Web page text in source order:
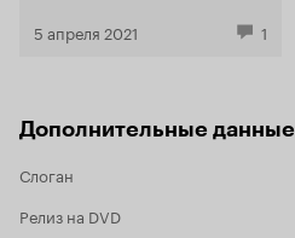
5 апреля 2021 1
Дополнительные данные
Слоган
Релиз на DVD